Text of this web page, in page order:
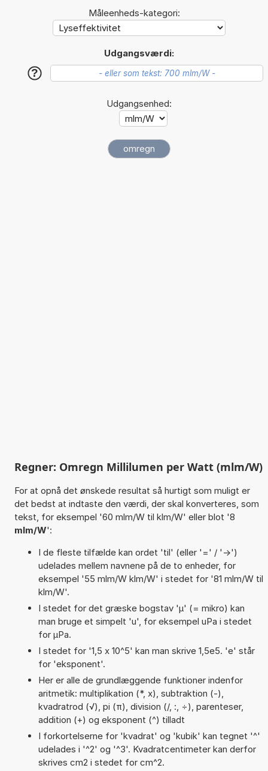
Måleenheds-kategori:
Udgangsværdi:
?
Udgangsenhed:
Regner: Omregn Millilumen per Watt (mlm/W)
For at opnå det ønskede resultat så hurtigt som muligt er
det bedst at indtaste den værdi, der skal konverteres, som
tekst, for eksempel '60 mlm/W til klm/W' eller blot '8
mlm/W':
I de fleste tilfælde kan ordet 'til' (eller '=' / '->')
udelades mellem navnene på de to enheder, for
eksempel '55 mlm/W klm/W' i stedet for '81 mlm/W til
klm/W'.
I stedet for det græske bogstav 'µ' (= mikro) kan
man bruge et simpelt 'u', for eksempel uPa i stedet
for µPa.
I stedet for '1,5 x 10^5' kan man skrive 1,5e5. 'e' står
for 'eksponent'.
Her er alle de grundlæggende funktioner indenfor
aritmetik: multiplikation (*, x), subtraktion (-),
kvadratrod (√), pi (π), division (/, :, ÷), parenteser,
addition (+) og eksponent (^) tilladt
I forkortelserne for 'kvadrat' og 'kubik' kan tegnet '^'
udelades i '^2' og '^3'. Kvadratcentimeter kan derfor
skrives cm2 i stedet for cm^2.